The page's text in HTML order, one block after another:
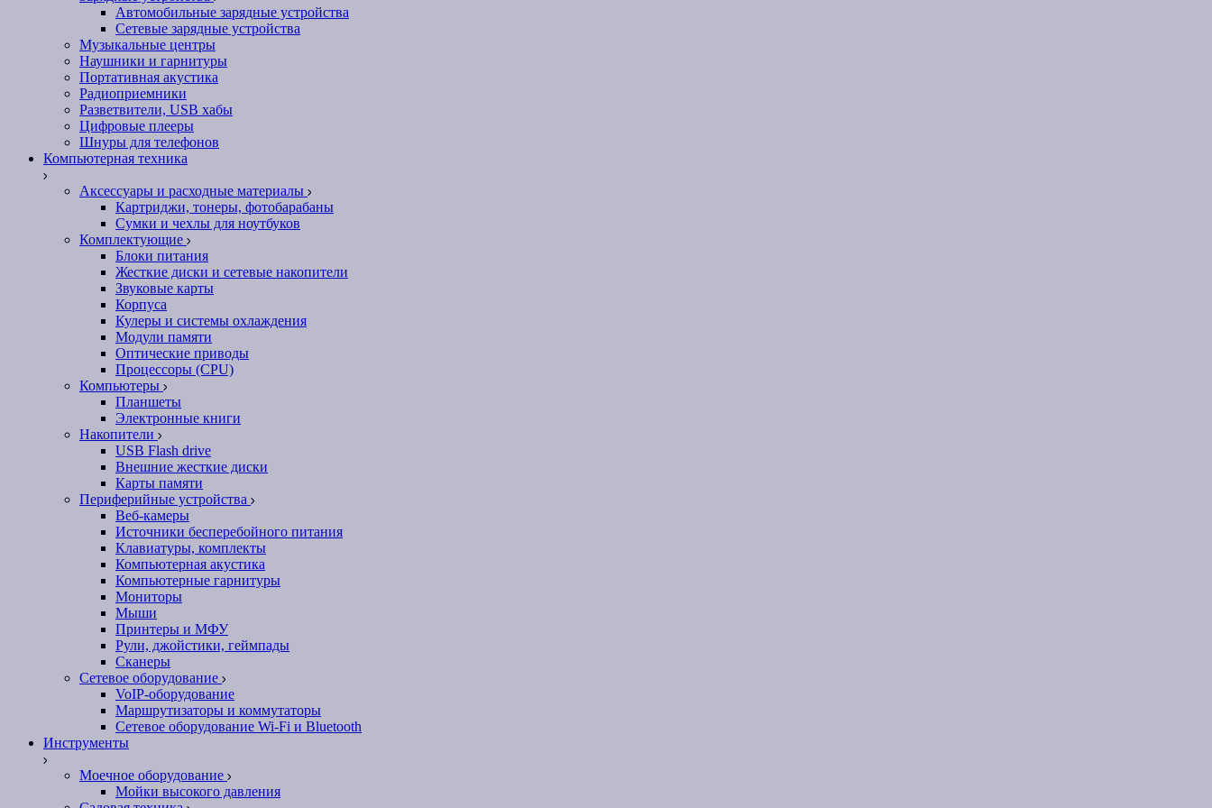
Автомобильные зарядные устройства
Сетевые зарядные устройства
Музыкальные центры
Наушники и гарнитуры
Портативная акустика
Радиоприемники
Разветвители, USB хабы
Цифровые плееры
Шнуры для телефонов
Компьютерная техника
Аксессуары и расходные материалы
Картриджи, тонеры, фотобарабаны
Сумки и чехлы для ноутбуков
Комплектующие
Блоки питания
Жесткие диски и сетевые накопители
Звуковые карты
Корпуса
Кулеры и системы охлаждения
Модули памяти
Оптические приводы
Процессоры (CPU)
Компьютеры
Планшеты
Электронные книги
Накопители
USB Flash drive
Внешние жесткие диски
Карты памяти
Периферийные устройства
Веб-камеры
Источники бесперебойного питания
Клавиатуры, комплекты
Компьютерная акустика
Компьютерные гарнитуры
Мониторы
Мыши
Принтеры и МФУ
Рули, джойстики, геймпады
Сканеры
Сетевое оборудование
VoIP-оборудование
Маршрутизаторы и коммутаторы
Сетевое оборудование Wi-Fi и Bluetooth
Инструменты
Моечное оборудование
Мойки высокого давления